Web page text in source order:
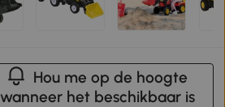
Hou me op de hoogte
wanneer het beschikbaar is